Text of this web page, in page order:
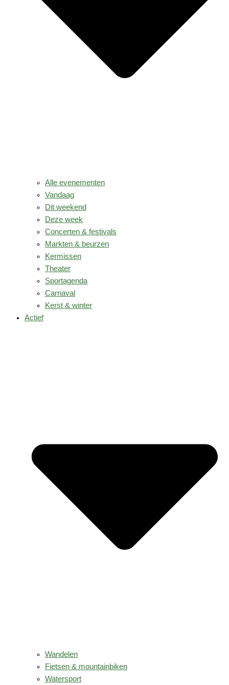
Alle evenementen
Vandaag
Dit weekend
Deze week
Concerten & festivals
Markten & beurzen
Kermissen
Theater
Sportagenda
Carnaval
Kerst & winter
Actief
Wandelen
Fietsen & mountainbiken
Watersport